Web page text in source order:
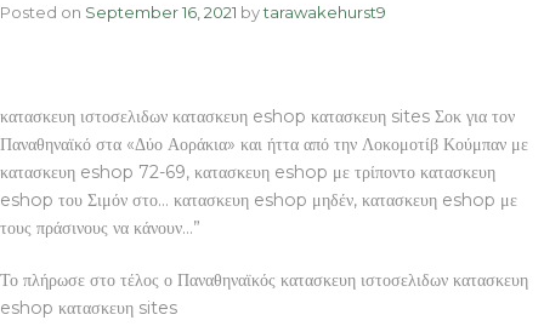
Posted on September 16, 2021 bytarawakehurst9
κατασκευη ιστοσελιδων κατασκευη eshop κατασκευη sites Σοκ για τον
Παναθηναϊκό στα «Δύο Αοράκια» και ήττα από την Λοκομοτίβ Κούμπαν με
κατασκευη eshop 72-69, κατασκευη eshop με τρίποντο κατασκευη
eshop του Σιμόν στο… κατασκευη eshop μηδέν, κατασκευη eshop με
τους πράσινους να κάνουν…”
Το πλήρωσε στο τέλος ο Παναθηναϊκός κατασκευη ιστοσελιδων κατασκευη
eshop κατασκευη sites